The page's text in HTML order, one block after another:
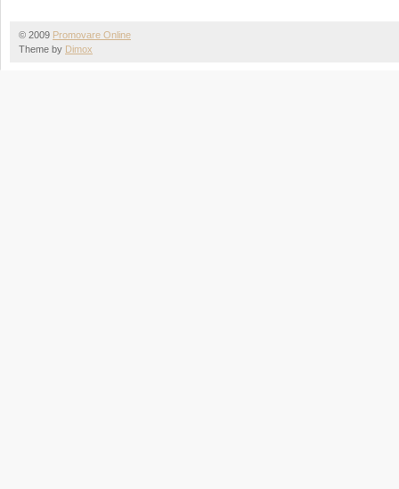
© 2009 Promovare Online
Theme by Dimox